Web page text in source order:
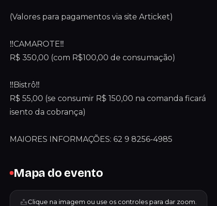
(Valores para pagamentos via site Articket)
‼️CAMAROTE‼️
R$ 350,00 (com R$100,00 de consumação)
‼️Bistrô‼️
R$ 55,00 (se consumir R$ 150,00 na comanda ficará
isento da cobrança)
MAIORES INFORMAÇÕES: 62 9 8256-4985
Mapa do evento
Clique na imagem ou use os controles para dar zoom.